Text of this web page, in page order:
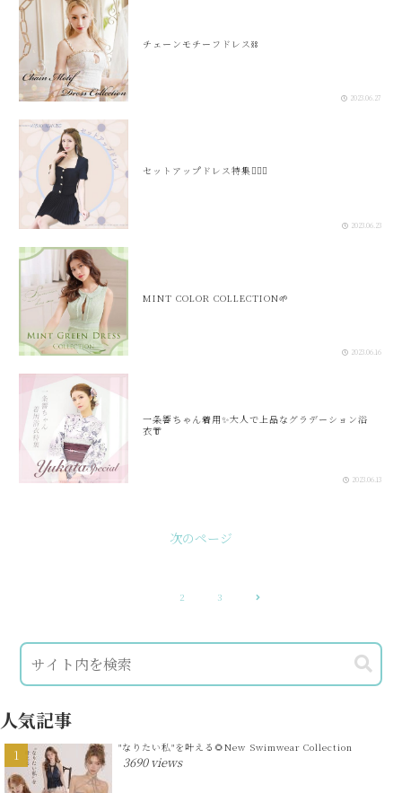
チェーンモチーフドレス⛓️
2023.06.27
セットアップドレス特集🧚🏻‍♀️
2023.06.23
MINT COLOR COLLECTION🌱
2023.06.16
一条響ちゃん着用✨大人で上品なグラデーション浴
衣👘
2023.06.13
次のページ
2 3 次
人気記事
"なりたい私"を叶える🌻New Swimwear Collection
3690 views